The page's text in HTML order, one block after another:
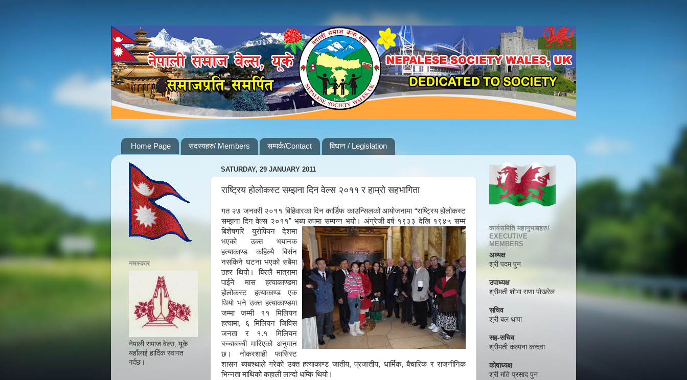
Home Page सदस्यहरु/ Members सम्पर्क/Contact बिधान / Legislation
SATURDAY, 29 JANUARY 2011
राष्ट्रिय होलोकस्ट सम्झना दिन वेल्स २०११ र हाम्रो सहभागिता
गत २७ जनवरी २०११ बिहिवारका दिन कार्डिफ काउन्सिलको आयोजनामा “राष्ट्रिय होलोकस्ट
सम्झना दिन वेल्स २०११” भब्य रुपमा सम्पन्न भयो। अंग्रेजी वर्ष १९३३ देखि १९४५ सम्म
बिशेषगरि युरोपियन देशमा
भएको उक्त भयानक
हत्याकाण्ड कहिल्यै बिर्सन
नसकिने घटना भएको सबैमा
ठहर थियो। बिरलै मात्रामा
पाईने मास हत्याकाण्डमा
होलोकस्ट हत्याकाण्ड एक
थियो भने उक्त हत्याकाण्डमा
जम्मा जम्मी ११ मिलियन
हत्यामा, ६ मिलियन जिविस
जनता र १.१ मिलियन
बच्चाबच्ची मारिएको अनुमान
छ। नोकरशाही फासिस्ट
शासन ब्यबश्थाले गरेको उक्त हत्याकाण्ड जातीय, प्रजातीय, धार्मिक, बैचारिक र राजनीनिक
भिन्नता माथिको कहाली लाग्दो धम्कि थियो।
नमस्कार
नेपाली समाज वेल्स, यूके
यहाँलाई हार्दिक स्वागत
गर्दछ।
कार्यसमिति महानुभाबहरु/
EXECUTIVE
MEMBERS
अध्यक्ष
श्री पदम पुन
उपाध्यक्ष
श्रीमती शोभा राणा पोखरेल
सचिव
श्री बल थापा
सह-सचिव
श्रीमती कल्पना कन्दंवा
कोषाध्यक्ष
श्री मति प्रसाद पुन